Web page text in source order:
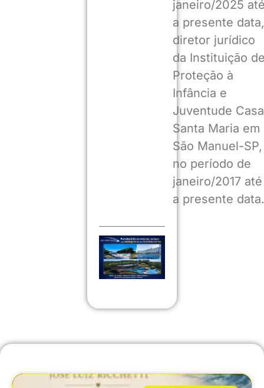
janeiro/2025
a presente data,
diretor jurídico
da Instituição
Proteção à
Infância e
Juventude Casa
Santa Maria em
São Manuel-SP,
no período de
janeiro/2017 até
a presente data.